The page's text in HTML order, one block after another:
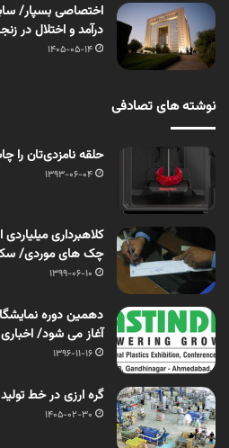
اختصاصی بسپار/
درآمد و اختلال در
1405-05-14
نوشته های تصادفی
حلقه نامزدی‌تان را
1393-06-04
کلاهبرداری
چک های موردی/
1399-06-10
آغاز می شود/ اخباری
1396-11-16
گره ارزی در خط تولید
1405-02-30